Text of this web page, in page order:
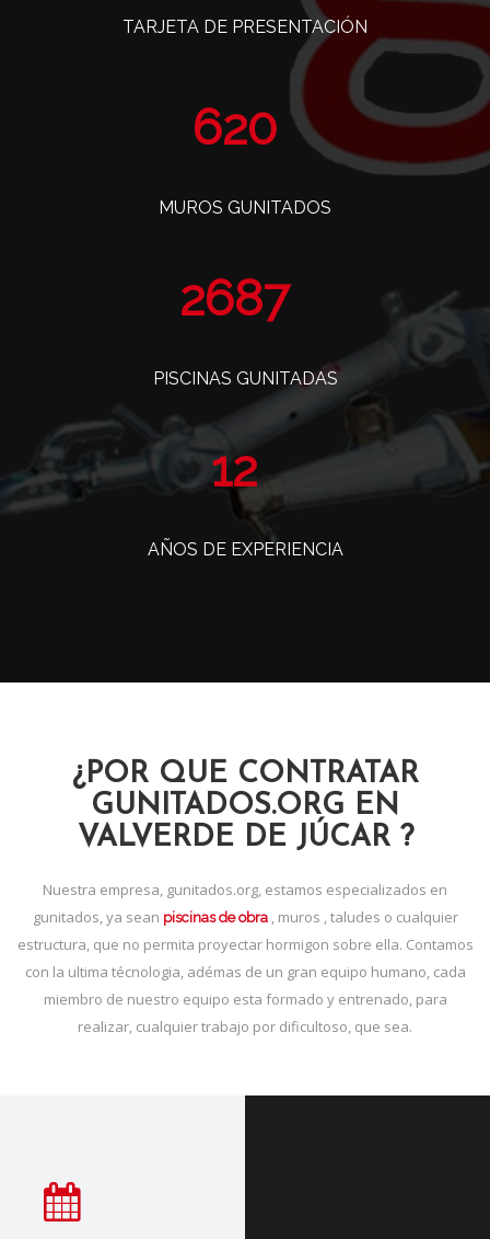
TARJETA DE PRESENTACIÓN
763
MUROS GUNITADOS
3308
PISCINAS GUNITADAS
14
AÑOS DE EXPERIENCIA
¿POR QUE CONTRATAR
GUNITADOS.ORG EN
VALVERDE DE JÚCAR ?
Nuestra empresa, gunitados.org, estamos especializados en
gunitados, ya sean piscinas de obra, muros , taludes o cualquier
estructura, que no permita proyectar hormigon sobre ella. Contamos
con la ultima técnologia, adémas de un gran equipo humano, cada
miembro de nuestro equipo esta formado y entrenado, para
realizar, cualquier trabajo por dificultoso, que sea.